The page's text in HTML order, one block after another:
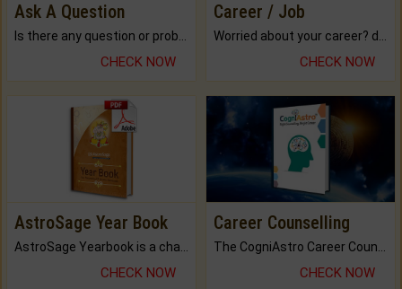
Ask A Question
Is there any question or problem lingering.
CHECK NOW
Career / Job
Worried about your career? don't know what is.
CHECK NOW
AstroSage Year Book
AstroSage Yearbook is a channel to fulfill your dreams and destiny.
CHECK NOW
Career Counselling
The CogniAstro Career Counselling Report is the most comprehensive report available on this topic.
CHECK NOW